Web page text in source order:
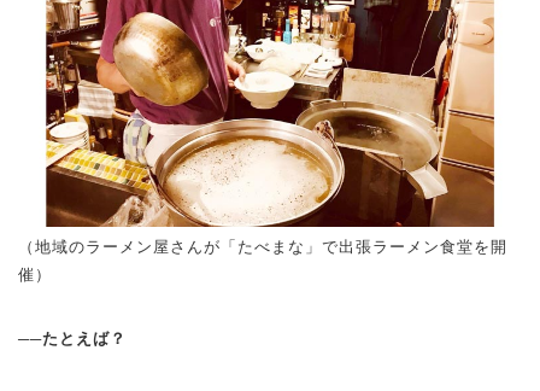
（地域のラーメン屋さんが「たべまな」で出張ラーメン食堂を開
催）
──たとえば？